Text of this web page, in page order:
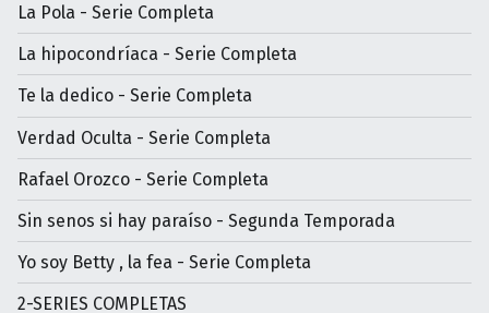
La Pola - Serie Completa
La hipocondríaca - Serie Completa
Te la dedico - Serie Completa
Verdad Oculta - Serie Completa
Rafael Orozco - Serie Completa
Sin senos si hay paraíso - Segunda Temporada
Yo soy Betty , la fea - Serie Completa
2-SERIES COMPLETAS